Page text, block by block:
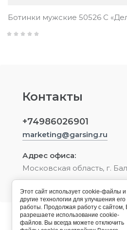
Ботинки мужские 50526 С
Контакты
+74986026901
marketing@garsing.ru
Адрес офиса:
Московская область, г.
© 2022 Обувь и
"GARSING"
Этот сайт использует cookie-файлы и
другие технологии для улучшения его
работы. Продолжая работу с сайтом,
разрешаете использование cookie-
файлов. Вы всегда можете отключить